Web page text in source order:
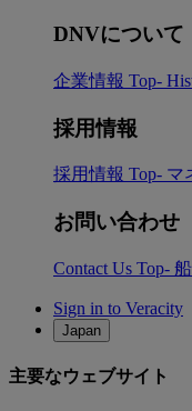
DNVについて
企業情報 Top-
採用情報
採用情報 Top- マ
お問い合わせ
Contact Us Top-
Sign in to Veracity
Japan
主要なウェブサイト